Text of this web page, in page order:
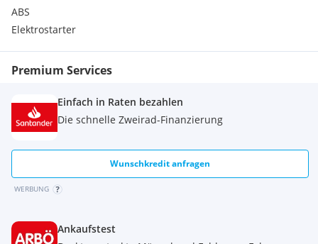
Schmales Heck
6-Gang Schaltung
Uni-TrakHinterradfederung
SupernakedErgonomie
Kraftvoller Motor
Volldigitale Instrumente
Stabiles Chassis
Sportliche Federung
Offizieller Kawasaki Händler und autorisierte Kawasaki
ABS
Elektrostarter
Premium Services
Einfach in Raten bezahlen
Die schnelle Zweirad-Finanzierung
Wunschkredit anfragen
WERBUNG
Ankaufstest